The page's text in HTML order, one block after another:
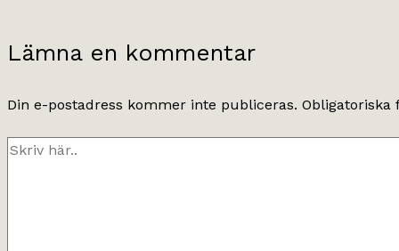
Lämna en kommentar
Din e-postadress kommer inte publiceras.
Skriv